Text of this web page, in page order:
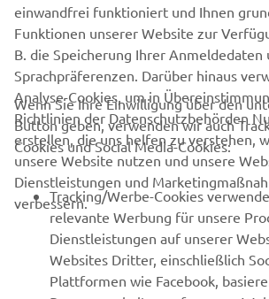
ENDECKE DIE GESAMTE
UNTERNEHMEN
B2B
MEHR YAMAHA
SUPPORT
einwandfrei funktioniert und Ihnen
Funktionen unserer Website zur
B. die Speicherung Ihrer Anmeldedaten
Sprachpräferenzen. Darüber hinaus
Analyse-Cookies, um in
Richtlinien der Datenschutzbehörden
erstellen, die uns helfen zu verstehen,
unsere Website nutzen und unsere
Dienstleistungen und
verbessern.
Wenn Sie Ihre Einwilligung über den
Button geben, verwenden wir auch
Cookies und Social Media-Cookies:
Tracking/Werbe-Cookies
relevante Werbung für unsere
Dienstleistungen auf unserer
Websites Dritter, einschließlich
Plattformen wie Facebook,